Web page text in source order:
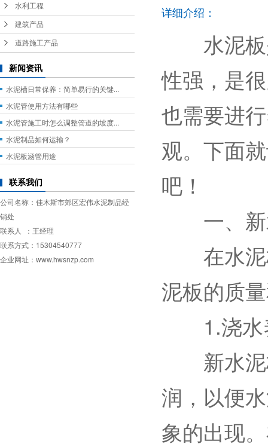
水利工程
建筑产品
道路施工产品
新闻资讯
水泥槽日常保养：简单易行的关键...
水泥管使用方法有哪些
水泥管施工时怎么调整管道的坡度...
水泥制品如何运输？
水泥板涵管用途
联系我们
公司名称：佳木斯市郊区宏伟水泥制品经
销处
联系人 ：王经理
联系方式：15304540777
企业网址：www.hwsnzp.com
详细介绍：
水泥板
性强，是
也需要进
观。下面
吧！
一、新
在水泥
泥板的质
1.浇水
新水泥
润，以便
象的出现